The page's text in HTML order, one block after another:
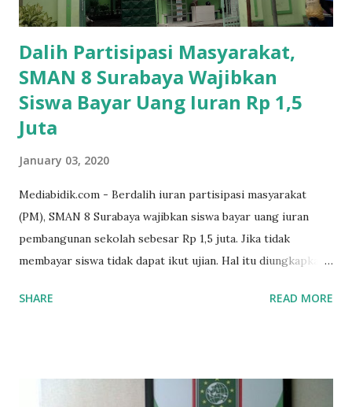
Dalih Partisipasi Masyarakat,
SMAN 8 Surabaya Wajibkan
Siswa Bayar Uang Iuran Rp 1,5
Juta
January 03, 2020
Mediabidik.com - Berdalih iuran partisipasi masyarakat
(PM), SMAN 8 Surabaya wajibkan siswa bayar uang iuran
pembangunan sekolah sebesar Rp 1,5 juta. Jika tidak
membayar siswa tidak dapat ikut ujian. Hal itu diungkapkan
SMAN 8 Jalan Iskandar Muda Surabaya mengatakan, ada
Mujib menambahkan, akhirnya terpaksa ortu nya pinjam
SHARE READ MORE